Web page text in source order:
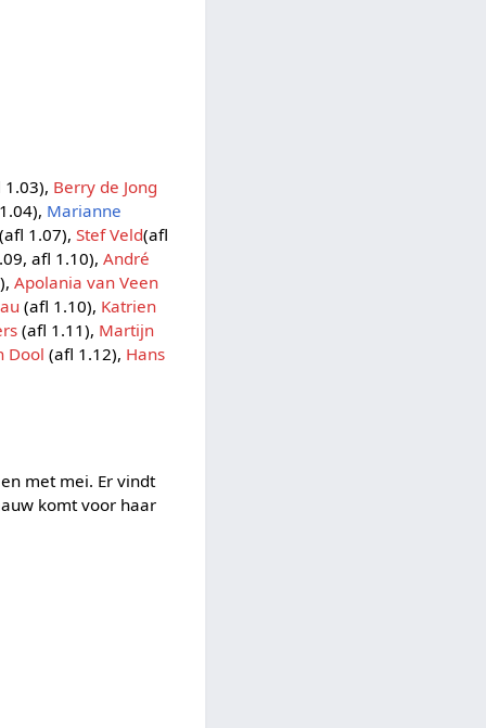
1.03), Berry de Jong
Marianne
(afl 1.07),Stef Veld(afl
afl 1.10),André
Apolania van Veen
(afl 1.10), Katrien
(afl 1.11), Martijn
Dool (afl 1.12), Hans
met mei. Er vindt
komt voor haar